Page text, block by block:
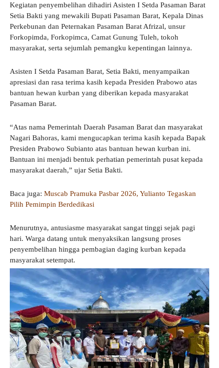
Kegiatan penyembelihan dihadiri Asisten I Setda Pasaman Barat
Setia Bakti yang mewakili Bupati Pasaman Barat, Kepala Dinas
Perkebunan dan Peternakan Pasaman Barat Afrizal, unsur
Forkopimda, Forkopimca, Camat Gunung Tuleh, tokoh
masyarakat, serta sejumlah pemangku kepentingan lainnya.
Asisten I Setda Pasaman Barat, Setia Bakti, menyampaikan
apresiasi dan rasa terima kasih kepada Presiden Prabowo atas
bantuan hewan kurban yang diberikan kepada masyarakat
Pasaman Barat.
“Atas nama Pemerintah Daerah Pasaman Barat dan masyarakat
Nagari Bahoras, kami mengucapkan terima kasih kepada Bapak
Presiden Prabowo Subianto atas bantuan hewan kurban ini.
Bantuan ini menjadi bentuk perhatian pemerintah pusat kepada
masyarakat daerah,” ujar Setia Bakti.
Baca juga: Muscab Pramuka Pasbar 2026, Yulianto Tegaskan
Pilih Pemimpin Berdedikasi
Menurutnya, antusiasme masyarakat sangat tinggi sejak pagi
hari. Warga datang untuk menyaksikan langsung proses
penyembelihan hingga pembagian daging kurban kepada
masyarakat setempat.